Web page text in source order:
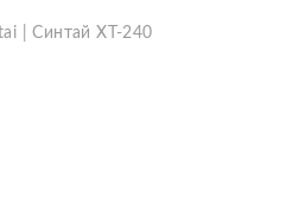
| Синтай XT-240